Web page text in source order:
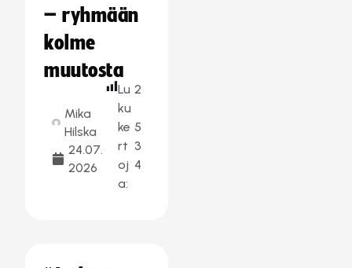
– ryhmään
kolme
muutosta
Mika
Hilska
24.07.
2026
Lu
ku
ke
rt
oj
a:
2
5
3
4